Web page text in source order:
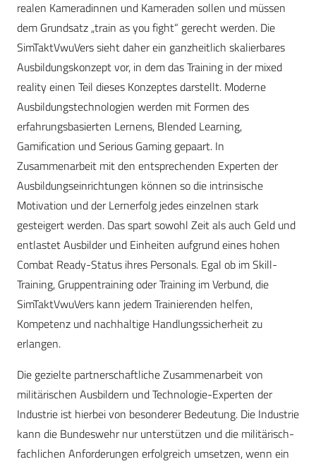
realen Kameradinnen und Kameraden sollen und müssen
dem Grundsatz „train as you fight“ gerecht werden. Die
SimTaktVwuVers sieht daher ein ganzheitlich skalierbares
Ausbildungskonzept vor, in dem das Training in der mixed
reality einen Teil dieses Konzeptes darstellt. Moderne
Ausbildungstechnologien werden mit Formen des
erfahrungsbasierten Lernens, Blended Learning,
Gamification und Serious Gaming gepaart. In
Zusammenarbeit mit den entsprechenden Experten der
Ausbildungseinrichtungen können so die intrinsische
Motivation und der Lernerfolg jedes einzelnen stark
gesteigert werden. Das spart sowohl Zeit als auch Geld und
entlastet Ausbilder und Einheiten aufgrund eines hohen
Combat Ready-Status ihres Personals. Egal ob im Skill-
Training, Gruppentraining oder Training im Verbund, die
SimTaktVwuVers kann jedem Trainierenden helfen,
Kompetenz und nachhaltige Handlungssicherheit zu
erlangen.
Die gezielte partnerschaftliche Zusammenarbeit von
militärischen Ausbildern und Technologie-Experten der
Industrie ist hierbei von besonderer Bedeutung. Die Industrie
kann die Bundeswehr nur unterstützen und die militärisch-
fachlichen Anforderungen erfolgreich umsetzen, wenn ein